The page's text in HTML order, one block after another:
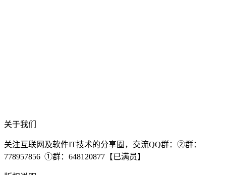
关于我们
关注互联网及软件IT技术的分享圈，交流QQ群：②群：
778957856 ①群：648120877【已满员】